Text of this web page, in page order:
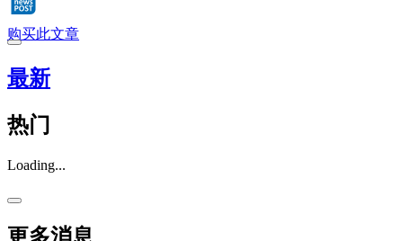
购买此文章
最新
热门
Loading...